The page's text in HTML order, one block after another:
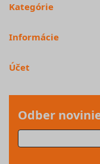
Kategórie
Informácie
Účet
Odber